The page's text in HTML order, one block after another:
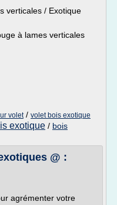
verticales / Exotique
à lames verticales
volet/ volet bois exotique
exotique / bois
@ :
agrémenter votre